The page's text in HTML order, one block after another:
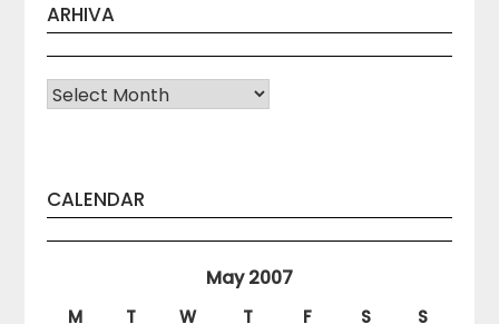
ARHIVA
Arhiva
CALENDAR
May 2007
M T W T F S
S